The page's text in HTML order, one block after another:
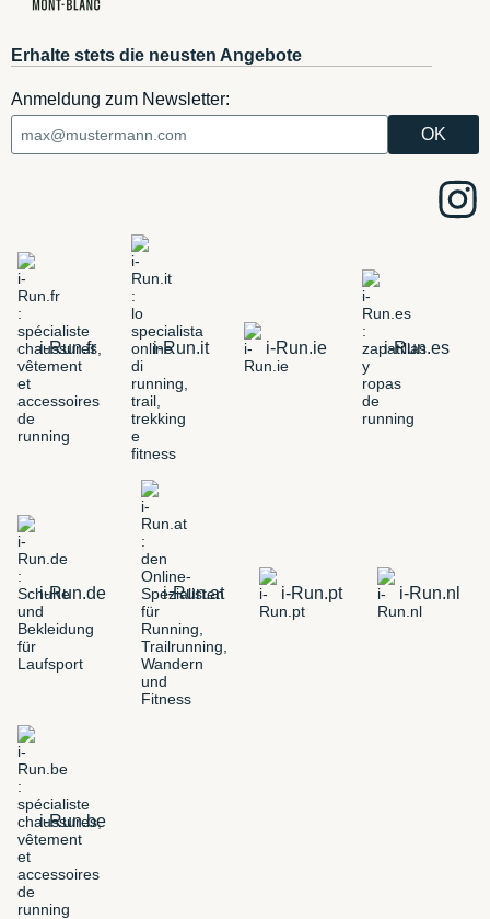
Erhalte stets die neusten Angebote
Anmeldung zum Newsletter:
i-Run.fr i-Run.it i-Run.ie i-Run.es
i-Run.de i-Run.at i-Run.pt i-Run.nl
i-Run.be